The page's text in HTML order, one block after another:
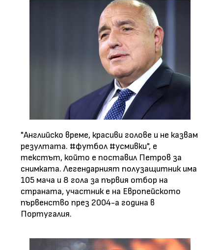
"Английско време, красиви голове и не казвам
резултата. #футбол #усмивки", е
текстът, който е поставил Петров за
снимката. Легендарният полузащитник има
105 мача и 8 гола за първия отбор на
страната, участник е на Европейското
първенство през 2004-а година в
Португалия.